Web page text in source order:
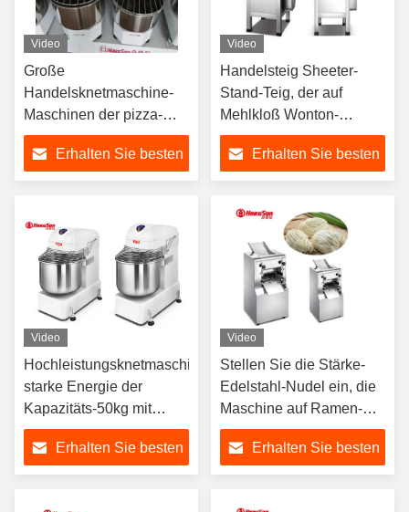
Video
Große
Handelsknetmaschine-
Maschinen der pizza-
30quart und
Teigknetmaschinen für
Pizzabäckerei
Erhalten Sie besten
Video
Handelsteig Sheeter-
Stand-Teig, der auf
Mehlkloß Wonton-
Verpackung drängt
Erhalten Sie besten
Video
Hochleistungsknetmaschine-
starke Energie der
Kapazitäts-50kg mit
Timer-industriellem
gewundenem Mischer
Erhalten Sie besten
Video
Stellen Sie die Stärke-
Edelstahl-Nudel ein, die
Maschine auf Ramen-
Teigwaren herstellt
Erhalten Sie besten